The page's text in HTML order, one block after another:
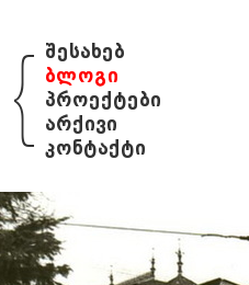
{ შესახებ
ბლოგი
პროექტები
არქივი
კონტაქტი